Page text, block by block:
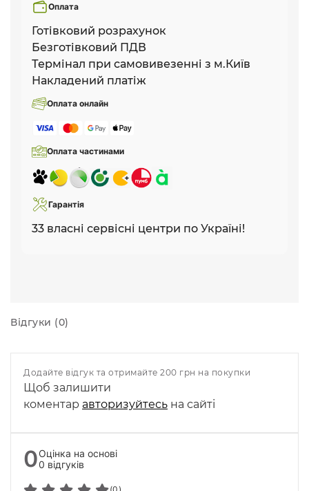
Оплата
Готівковий розрахунок
Безготівковий ПДВ
Термінал при самовивезенні з м.Київ
Накладений платіж
Оплата онлайн
Оплата частинами
Гарантія
33 власні сервісні центри по Україні!
Відгуки (0)
Додайте відгук та отримайте 200 грн на покупки
Щоб залишити
коментар авторизуйтесь на сайті
0Оцінка на основі
0 відгуків